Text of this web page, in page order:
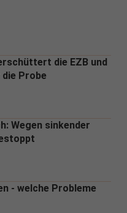
die EZB und
Probe
Wegen sinkender
- welche Probleme